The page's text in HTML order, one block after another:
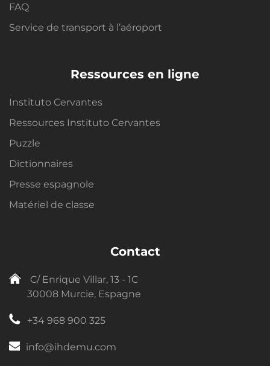
FAQ
Service de transport à l’aéroport
Ressources en ligne
Instituto Cervantes
Ressources Instituto Cervantes
Puzzle
Dictionnaires
Presse espagnole
Matériel de classe
Contact
C/ Enrique Villar, 13 - 1C
30008 Murcie, Espagne
+34 968 900 325
info@ihdemu.com